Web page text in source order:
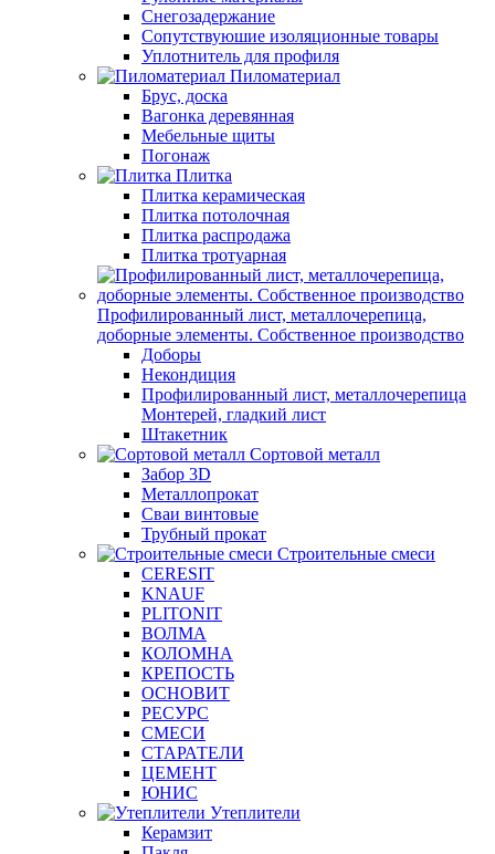
Снегозадержание
Сопутствуюшие изоляционные товары
Уплотнитель для профиля
Пиломатериал
Брус, доска
Вагонка деревянная
Мебельные щиты
Погонаж
Плитка
Плитка керамическая
Плитка потолочная
Плитка распродажа
Плитка тротуарная
Профилированный лист, металлочерепица,
доборные элементы. Собственное производство
Доборы
Некондиция
Профилированный лист, металлочерепица
Монтерей, гладкий лист
Штакетник
Сортовой металл
Забор 3D
Металлопрокат
Сваи винтовые
Трубный прокат
Строительные смеси
CERESIT
KNAUF
PLITONIT
ВОЛМА
КОЛОМНА
КРЕПОСТЬ
ОСНОВИТ
РЕСУРС
СМЕСИ
СТАРАТЕЛИ
ЦЕМЕНТ
ЮНИС
Утеплители
Керамзит